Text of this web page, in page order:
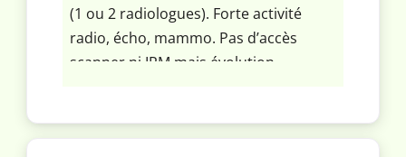
(1 ou 2 radiologues). Forte activité
radio, écho, mammo. Pas d’accès
scanner ni IRM mais évolution